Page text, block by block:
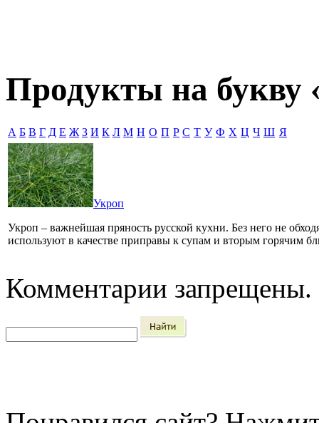
Продукты на букву
А Б В Г Д Е Ж З И К Л М Н О П Р С Т У Ф Х Ц Ч Ш Я
Укроп
Укроп – важнейшая пряность русской кухни. Без него не
используют в качестве приправы к супам и вторым горячим
Комментарии запрещены.